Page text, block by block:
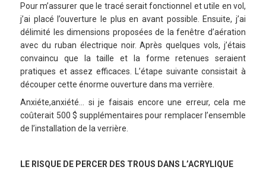
Pour m’assurer que le tracé serait fonctionnel et utile en vol,
j’ai placé l’ouverture le plus en avant possible. Ensuite, j’ai
délimité les dimensions proposées de la fenêtre d’aération
avec du ruban électrique noir. Après quelques vols, j’étais
convaincu que la taille et la forme retenues seraient
pratiques et assez efficaces. L’étape suivante consistait à
découper cette énorme ouverture dans ma verrière.
Anxiéte,anxiété… si je faisais encore une erreur, cela me
coûterait 500 $ supplémentaires pour remplacer l’ensemble
de l’installation de la verrière.
LE RISQUE DE PERCER DES TROUS DANS L’ACRYLIQUE